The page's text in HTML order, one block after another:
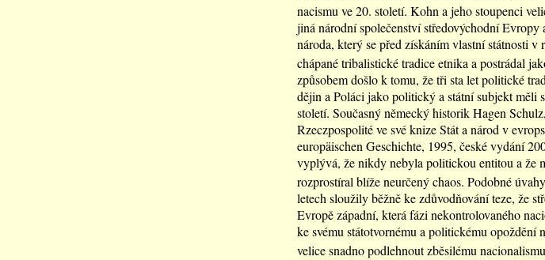
nacismu ve 20. století. Kohn a jeho stoupenci
jiná národní společenství středovýchodní
národa, který se před získáním vlastní státnosti
chápané tribalistické tradice etnika a postrádal
způsobem došlo k tomu, že tři sta let politické
dějin a Poláci jako politický a státní subjekt měli
století. Současný německý historik Hagen
Rzeczpospolité ve své knize Stát a národ v
europäischen Geschichte, 1995, české vydání
vyplývá, že nikdy nebyla politickou entitou a že
rozprostíral blíže neurčený chaos. Podobné
letech sloužily běžně ke zdůvodňování teze, že
Evropě západní, která fázi nekontrolovaného
ke svému státotvornému a politickému opoždění
velice snadno podlehnout zběsilému nacionalismu